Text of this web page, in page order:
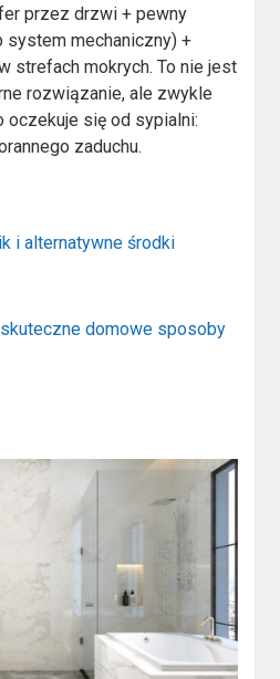
przez drzwi + pewny
system mechaniczny) +
strefach mokrych. To nie jest
rozwiązanie, ale zwykle
oczekuje się od sypialni:
zaduchu.
i alternatywne środki
domowe sposoby